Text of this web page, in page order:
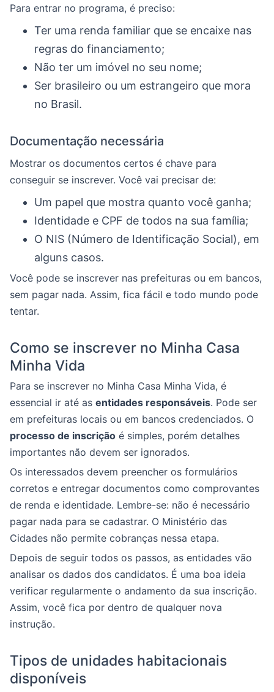
Para entrar no programa, é preciso:
Ter uma renda familiar que se encaixe nas
regras do financiamento;
Não ter um imóvel no seu nome;
Ser brasileiro ou um estrangeiro que mora
no Brasil.
Documentação necessária
Mostrar os documentos certos é chave para
conseguir se inscrever. Você vai precisar de:
Um papel que mostra quanto você ganha;
Identidade e CPF de todos na sua família;
O NIS (Número de Identificação Social), em
alguns casos.
Você pode se inscrever nas prefeituras ou em bancos,
sem pagar nada. Assim, fica fácil e todo mundo pode
tentar.
Como se inscrever no Minha Casa
Minha Vida
Para se inscrever no Minha Casa Minha Vida, é
essencial ir até as entidades responsáveis. Pode ser
em prefeituras locais ou em bancos credenciados. O
processo de inscrição é simples, porém detalhes
importantes não devem ser ignorados.
Os interessados devem preencher os formulários
corretos e entregar documentos como comprovantes
de renda e identidade. Lembre-se: não é necessário
pagar nada para se cadastrar. O Ministério das
Cidades não permite cobranças nessa etapa.
Depois de seguir todos os passos, as entidades vão
analisar os dados dos candidatos. É uma boa ideia
verificar regularmente o andamento da sua inscrição.
Assim, você fica por dentro de qualquer nova
instrução.
Tipos de unidades habitacionais
disponíveis